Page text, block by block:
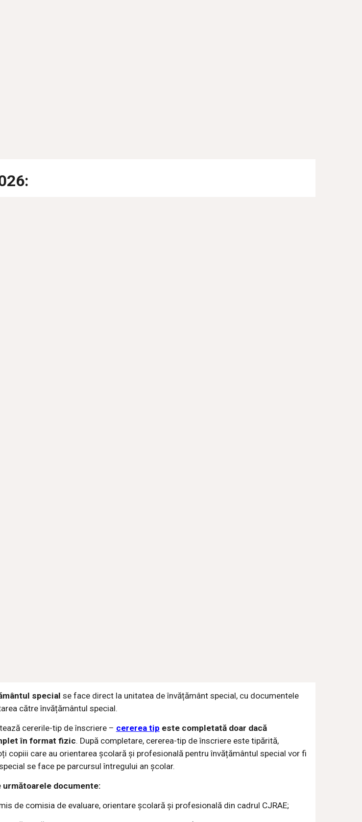
special se face direct la unitatea de învățământ special, cu documentele
către învățământul special.
cererile-tip de înscriere – cererea tip este completată doar dacă
în format fizic. După completare, cererea-tip de înscriere este tipărită,
copiii care au orientarea școlară și profesională pentru învățământul special vor fi
se face pe parcursul întregului an școlar.
documente:
de comisia de evaluare, orientare școlară și profesională din cadrul CJRAE;